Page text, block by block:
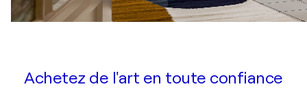
Achetez de l'art en toute confiance